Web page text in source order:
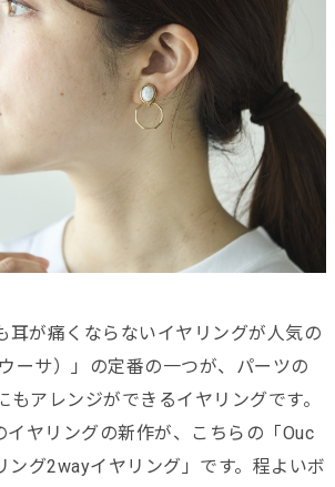
耳が痛くならないイヤリングが人気の
ーサ）」の定番の一つが、パーツの
もアレンジができるイヤリングです。
イヤリングの新作が、こちらの「Ouc
ング2wayイヤリング」です。程よいボ